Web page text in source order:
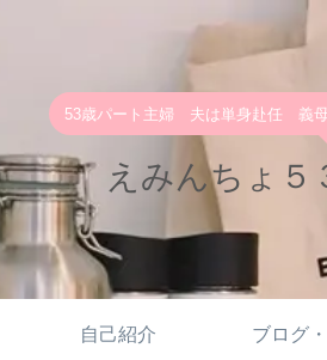
53歳パート主婦 夫は単身赴任 義
えみんちょ５
自己紹介 ブログ